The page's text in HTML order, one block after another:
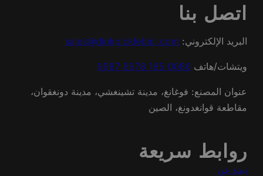
اتصل بنا
البريد الإلكتروني: sales@dinkpickleball.com
ويتشات/هاتف 0086 185 6678 9987
عنوان المصنع: فوغانغ، مدينة تشينغشي، مدينة دونغقوان،
مقاطعة قوانغدونغ، الصين
روابط سريعة
نبذة عن